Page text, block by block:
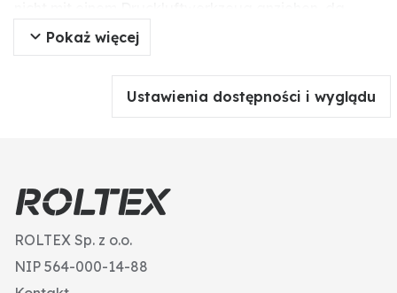
dieses das Verschleißteil beschädigen kann
(Spannungsrisse).
Zawartość: 12x płoza krótka 56034 073608, 12x płoza
długa 56034 073609
Pokaż więcej
Ustawienia dostępności i wyglądu
ROLTEX Sp. z o.o.
NIP 564-000-14-88